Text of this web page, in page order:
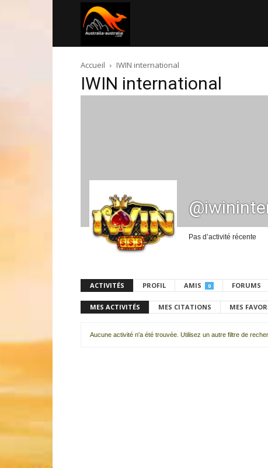
australie.com
Accueil IWIN international
IWIN international
Pas d’activité récente
ACTIVITÉS PROFIL AMIS 0 FORUMS
MES ACTIVITÉS MES CITATIONS MES
Aucune activité n'a été trouvée. Utilisez un autre filtre de